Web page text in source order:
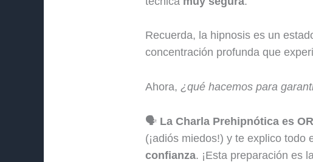
Recuerda, la hipnosis es un
concentración profunda que
Ahora, ¿qué hacemos para
🗣️ La Charla Prehipnótica es
(¡adiós miedos!) y te explico
confianza. ¡Esta preparación es